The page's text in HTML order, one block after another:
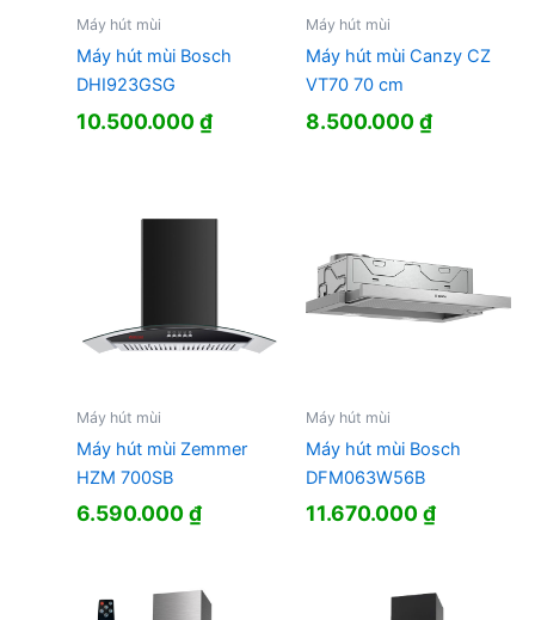
Máy hút mùi
Máy hút mùi Bosch
DHI923GSG
10.500.000₫
Máy hút mùi
Máy hút mùi Canzy CZ
VT70 70 cm
8.500.000₫
Máy hút mùi
Máy hút mùi Zemmer
HZM 700SB
6.590.000₫
Máy hút mùi
Máy hút mùi Bosch
DFM063W56B
11.670.000₫